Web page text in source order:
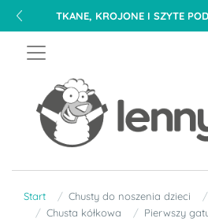
TKANE, KROJONE I SZYTE
Start Chusty do noszenia dzieci
Chusta kółkowa
Pierwszy